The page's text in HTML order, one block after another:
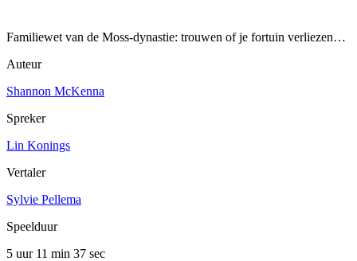
Familiewet van de Moss-dynastie: trouwen of je fortuin verliezen…
Auteur
Shannon McKenna
Spreker
Lin Konings
Vertaler
Sylvie Pellema
Speelduur
5 uur 11 min 37 sec